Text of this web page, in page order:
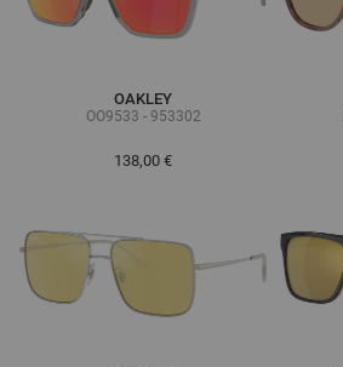
OAKLEY
OO9533 - 953302
138,00 €